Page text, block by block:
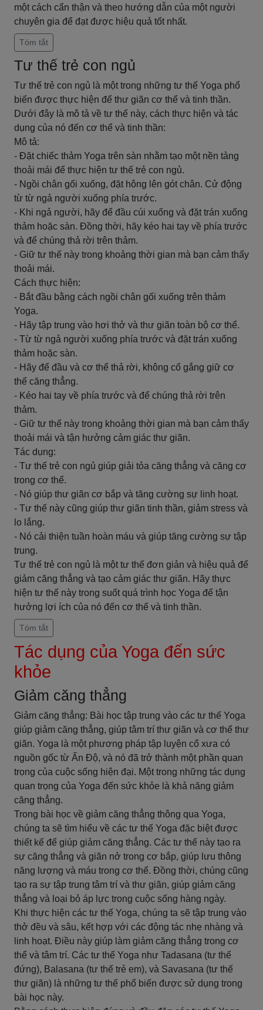
một cách cẩn thận và theo hướng dẫn của một người
chuyên gia để đạt được hiệu quả tốt nhất.
Tóm tắt
Tư thế trẻ con ngủ
Tư thế trẻ con ngủ là một trong những tư thế Yoga phổ
biến được thực hiện để thư giãn cơ thể và tinh thần.
Dưới đây là mô tả về tư thế này, cách thực hiện và tác
dụng của nó đến cơ thể và tinh thần:
Mô tả:
- Đặt chiếc thảm Yoga trên sàn nhằm tạo một nền tảng
thoải mái để thực hiện tư thế trẻ con ngủ.
- Ngồi chân gối xuống, đặt hông lên gót chân. Cử động
từ từ ngả người xuống phía trước.
- Khi ngả người, hãy để đầu cúi xuống và đặt trán xuống
thảm hoặc sàn. Đồng thời, hãy kéo hai tay về phía trước
và để chúng thả rời trên thảm.
- Giữ tư thế này trong khoảng thời gian mà bạn cảm thấy
thoải mái.
Cách thực hiện:
- Bắt đầu bằng cách ngồi chân gối xuống trên thảm
Yoga.
- Hãy tập trung vào hơi thở và thư giãn toàn bộ cơ thể.
- Từ từ ngả người xuống phía trước và đặt trán xuống
thảm hoặc sàn.
- Hãy để đầu và cơ thể thả rời, không cố gắng giữ cơ
thể căng thẳng.
- Kéo hai tay về phía trước và để chúng thả rời trên
thảm.
- Giữ tư thế này trong khoảng thời gian mà bạn cảm thấy
thoải mái và tận hưởng cảm giác thư giãn.
Tác dụng:
- Tư thế trẻ con ngủ giúp giải tỏa căng thẳng và căng cơ
trong cơ thể.
- Nó giúp thư giãn cơ bắp và tăng cường sự linh hoạt.
- Tư thế này cũng giúp thư giãn tinh thần, giảm stress và
lo lắng.
- Nó cải thiện tuần hoàn máu và giúp tăng cường sự tập
trung.
Tư thế trẻ con ngủ là một tư thế đơn giản và hiệu quả để
giảm căng thẳng và tạo cảm giác thư giãn. Hãy thực
hiện tư thế này trong suốt quá trình học Yoga để tận
hưởng lợi ích của nó đến cơ thể và tinh thần.
Tóm tắt
Tác dụng của Yoga đến sức
khỏe
Giảm căng thẳng
Giảm căng thẳng: Bài học tập trung vào các tư thế Yoga
giúp giảm căng thẳng, giúp tâm trí thư giãn và cơ thể thư
giãn. Yoga là một phương pháp tập luyện cổ xưa có
nguồn gốc từ Ấn Độ, và nó đã trở thành một phần quan
trọng của cuộc sống hiện đại. Một trong những tác dụng
quan trọng của Yoga đến sức khỏe là khả năng giảm
căng thẳng.
Trong bài học về giảm căng thẳng thông qua Yoga,
chúng ta sẽ tìm hiểu về các tư thế Yoga đặc biệt được
thiết kế để giúp giảm căng thẳng. Các tư thế này tạo ra
sự căng thẳng và giãn nở trong cơ bắp, giúp lưu thông
năng lượng và máu trong cơ thể. Đồng thời, chúng cũng
tạo ra sự tập trung tâm trí và thư giãn, giúp giảm căng
thẳng và loại bỏ áp lực trong cuộc sống hàng ngày.
Khi thực hiện các tư thế Yoga, chúng ta sẽ tập trung vào
thở đều và sâu, kết hợp với các động tác nhẹ nhàng và
linh hoạt. Điều này giúp làm giảm căng thẳng trong cơ
thể và tâm trí. Các tư thế Yoga như Tadasana (tư thế
đứng), Balasana (tư thế trẻ em), và Savasana (tư thế
thư giãn) là những tư thế phổ biến được sử dụng trong
bài học này.